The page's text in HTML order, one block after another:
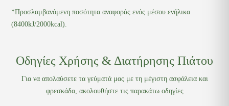
*Προσλαμβανόμενη ποσότητα αναφοράς ενός μέσου ενήλικα
(8400kJ/2000kcal).
Οδηγίες Χρήσης & Διατήρησης Πιάτου
Για να απολαύσετε τα γεύματά μας με τη μέγιστη ασφάλεια και
φρεσκάδα, ακολουθήστε τις παρακάτω οδηγίες
στο ψυγείο στους 0-5°C, χωρίς διακοπή της αλυσίδας ψύξης, για
να διασφαλιστεί η ποιότητα και η ασφάλειά τους. Η μέγιστη ώρα